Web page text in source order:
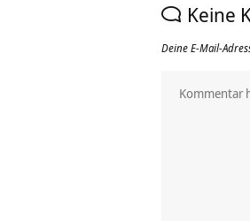
Keine
Deine E-Mail-